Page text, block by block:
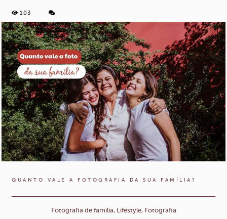
103
QUANTO VALE A FOTOGRAFIA DA SUA FAMÍLIA?
Fotografia de familia, Lifestyle, Fotografia